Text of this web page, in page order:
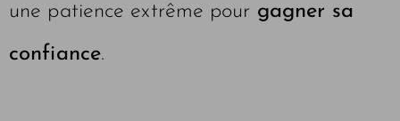
une patience extrême pour gagner sa
confiance.